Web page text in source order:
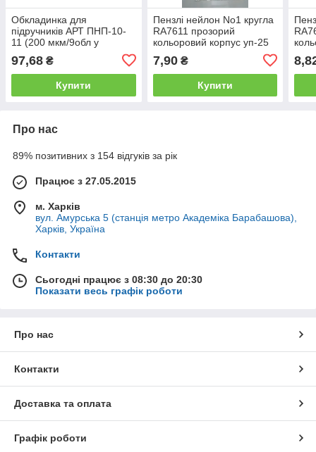
Обкладинка для
підручників АРТ ПНП-10-
11 (200 мкм/9обл у
97,68 ₴
Купити
Пензлі нейлон No1 кругла
RA7611 прозорий
кольоровий корпус уп-25
7,90₴
Купити
Про нас
89% позитивних з 154 відгуків за рік
Працює з 27.05.2015
м. Харків
вул. Амурська 5 (станція метро Академіка Барабашова),
Харків, Україна
Контакти
Сьогодні працює з 08:30 до 20:30
Показати весь графік роботи
Про нас
Контакти
Доставка та оплата
Графік роботи